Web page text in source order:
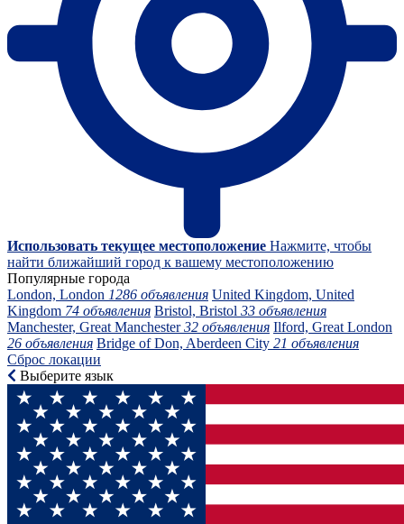
Использовать текущее местоположение Нажмите, чтобы
найти ближайший город к вашему местоположению
Популярные города
London, London 1286 объявления United Kingdom, United
Kingdom 74 объявления Bristol, Bristol 33 объявления
Manchester, Great Manchester32 объявления Ilford, Great London
26 объявления Bridge of Don, Aberdeen City 21 объявления
Сброс локации
Выберите язык